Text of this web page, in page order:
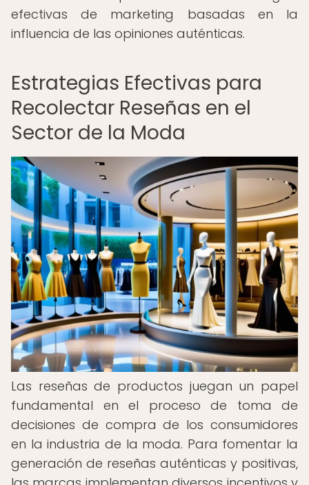
efectivas de marketing basadas en la
influencia de las opiniones auténticas.
Estrategias Efectivas para
Recolectar Reseñas en el
Sector de la Moda
Las reseñas de productos juegan un papel
fundamental en el proceso de toma de
decisiones de compra de los consumidores
en la industria de la moda. Para fomentar la
generación de reseñas auténticas y positivas,